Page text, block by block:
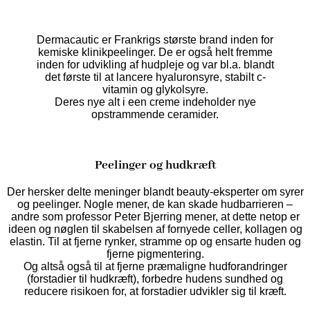
Dermacautic er Frankrigs største brand inden for
kemiske klinikpeelinger. De er også helt fremme
inden for udvikling af hudpleje og var bl.a. blandt
det første til at lancere hyaluronsyre, stabilt c-
vitamin og glykolsyre.
Deres nye alt i een creme indeholder nye
opstrammende ceramider.
Peelinger og hudkræft
​Der hersker delte meninger blandt beauty-eksperter om syrer
og peelinger. Nogle mener, de kan skade hudbarrieren –
andre som professor Peter Bjerring mener, at dette netop er
ideen og nøglen til skabelsen af fornyede celler, kollagen og
elastin. Til at fjerne rynker, stramme op og ensarte huden og
fjerne pigmentering.
Og altså også til at fjerne præmaligne hudforandringer
(forstadier til hudkræft), forbedre hudens sundhed og
reducere risikoen for, at forstadier udvikler sig til kræft.